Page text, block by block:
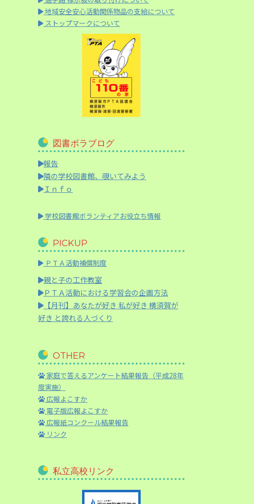
地域安全安心活動関係物品の支給について
ストップマークについて
図書ボラブログ
報告
隣の学校図書館、覗いてみよう
Ｉｎｆｏ
学校図書館ボランティアお役立ち情報
PICKUP
ＰＴＡ活動補償制度
親と子の工作教室
ＰＴＡ活動における学習会の企画方法
【月刊】 あなたが好き 私が好き 横須賀が
好き と誇れる人づくり
OTHER
家庭で答えるアンケート結果報告（平成28年
度実施）
広報よこすか
電子版広報よこすか
広報紙コンクール結果報告
リンク
私立高校リンク